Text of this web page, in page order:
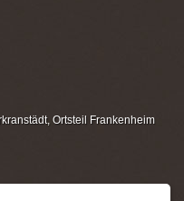
Ortsteil Frankenheim